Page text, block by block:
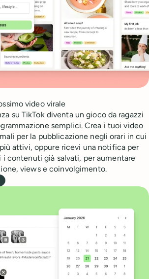
video virale
su TikTok diventa un gioco da ragazzi
semplici. Crea i tuoi video
per la pubblicazione negli orari in cui
attivi, oppure ricevi una notifica per
contenuti già salvati, per aumentare
views e coinvolgimento.